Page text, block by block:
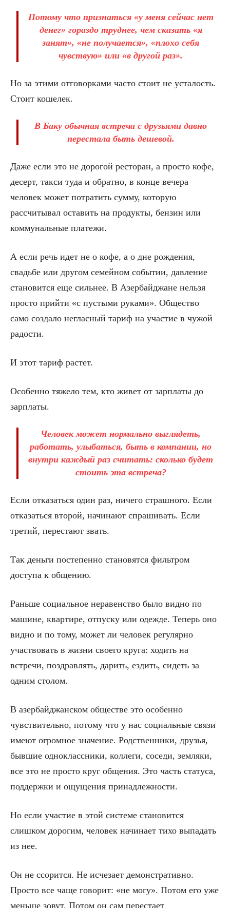
Потому что признаться «у меня сейчас нет
денег» гораздо труднее, чем сказать «я
занят», «не получается», «плохо себя
чувствую» или «в другой раз».
Но за этими отговорками часто стоит не усталость.
Стоит кошелек.
В Баку обычная встреча с друзьями давно
перестала быть дешевой.
Даже если это не дорогой ресторан, а просто кофе,
десерт, такси туда и обратно, в конце вечера
человек может потратить сумму, которую
рассчитывал оставить на продукты, бензин или
коммунальные платежи.
А если речь идет не о кофе, а о дне рождения,
свадьбе или другом семейном событии, давление
становится еще сильнее. В Азербайджане нельзя
просто прийти «с пустыми руками». Общество
само создало негласный тариф на участие в чужой
радости.
И этот тариф растет.
Особенно тяжело тем, кто живет от зарплаты до
зарплаты.
Человек может нормально выглядеть,
работать, улыбаться, быть в компании, но
внутри каждый раз считать: сколько будет
стоить эта встреча?
Если отказаться один раз, ничего страшного. Если
отказаться второй, начинают спрашивать. Если
третий, перестают звать.
Так деньги постепенно становятся фильтром
доступа к общению.
Раньше социальное неравенство было видно по
машине, квартире, отпуску или одежде. Теперь оно
видно и по тому, может ли человек регулярно
участвовать в жизни своего круга: ходить на
встречи, поздравлять, дарить, ездить, сидеть за
одним столом.
В азербайджанском обществе это особенно
чувствительно, потому что у нас социальные связи
имеют огромное значение. Родственники, друзья,
бывшие одноклассники, коллеги, соседи, земляки,
все это не просто круг общения. Это часть статуса,
поддержки и ощущения принадлежности.
Но если участие в этой системе становится
слишком дорогим, человек начинает тихо выпадать
из нее.
Он не ссорится. Не исчезает демонстративно.
Просто все чаще говорит: «не могу». Потом его уже
меньше зовут. Потом он сам перестает